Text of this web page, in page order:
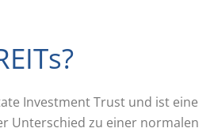
Investment Trust und ist eine
Unterschied zu einer normalen